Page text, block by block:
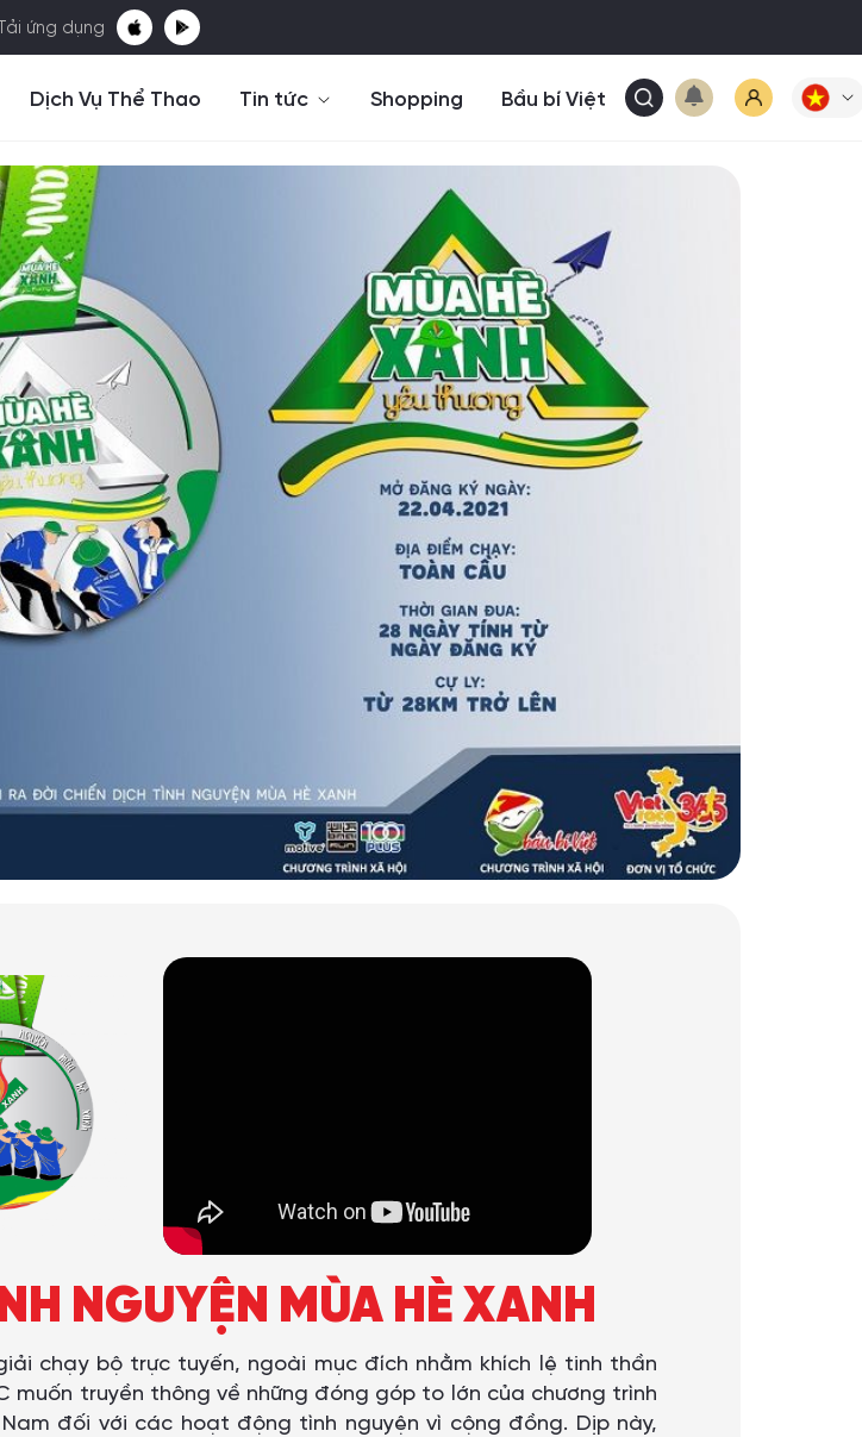
Tải ứng dụng
Dịch Vụ Thể Thao Tin tức Shopping Bầu bí Việt
NGUYỆN MÙA HÈ XANH
giải chạy bộ trực tuyến, ngoài mục đích nhằm khích lệ tinh thần
truyền thông về những đóng góp to lớn của chương trình
đối với các hoạt động tình nguyện vì cộng đồng. Dịp này,